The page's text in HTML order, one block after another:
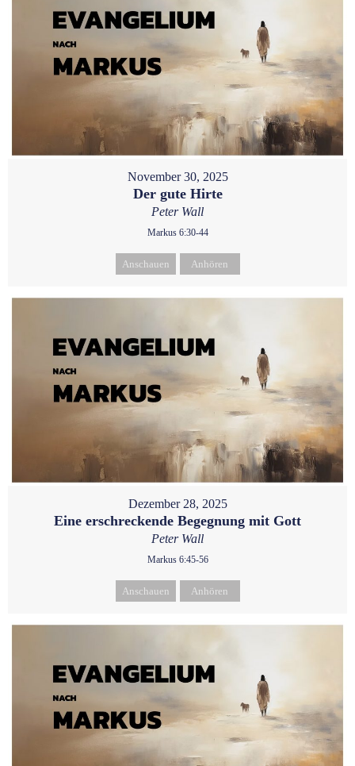
November 30, 2025
Der gute Hirte
Peter Wall
Markus 6:30-44
Anschauen Anhören
Dezember 28, 2025
Eine erschreckende Begegnung mit Gott
Peter Wall
Markus 6:45-56
Anschauen Anhören